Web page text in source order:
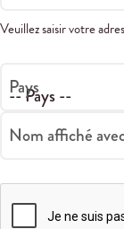
Veuillez saisir votre
Pays
Nom affiché